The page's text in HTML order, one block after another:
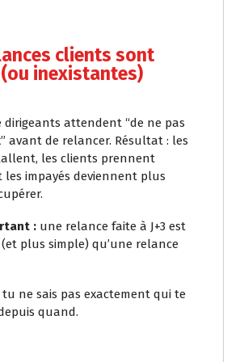
clients sont
inexistantes)
dirigeants attendent “de ne pas
avant de relancer. Résultat : les
les clients prennent
les impayés deviennent plus
: une relance faite à J+3 est
plus simple) qu’une relance
tu ne sais pas exactement qui te
quand.